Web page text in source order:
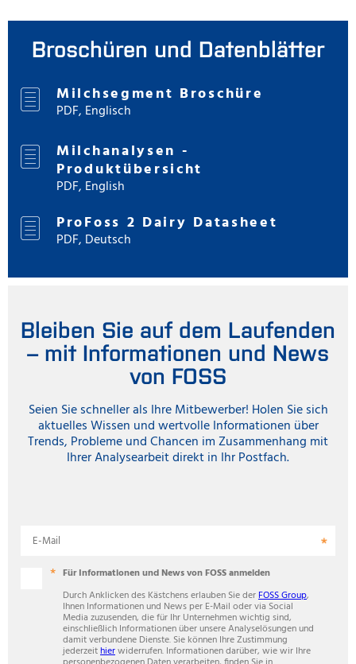
Broschüren und Datenblätter
Milchsegment Broschüre
PDF, Englisch
Milchanalysen -
Produktübersicht
PDF, English
ProFoss 2 Dairy Datasheet
PDF, Deutsch
Bleiben Sie auf dem Laufenden
– mit Informationen und News
von FOSS
Seien Sie schneller als Ihre Mitbewerber! Holen Sie sich
aktuelles Wissen und wertvolle Informationen über
Trends, Probleme und Chancen im Zusammenhang mit
Ihrer Analysearbeit direkt in Ihr Postfach.
E-Mail
Für Informationen und News von FOSS anmelden
Durch Anklicken des Kästchens erlauben Sie derFOSS Group,
Ihnen Informationen und News per E-Mail oder via Social
Media zuzusenden, die für Ihr Unternehmen wichtig sind,
einschließlich Informationen über unsere Analyselösungen und
damit verbundene Dienste. Sie können Ihre Zustimmung
jederzeithierwiderrufen. Informationen darüber, wie wir Ihre